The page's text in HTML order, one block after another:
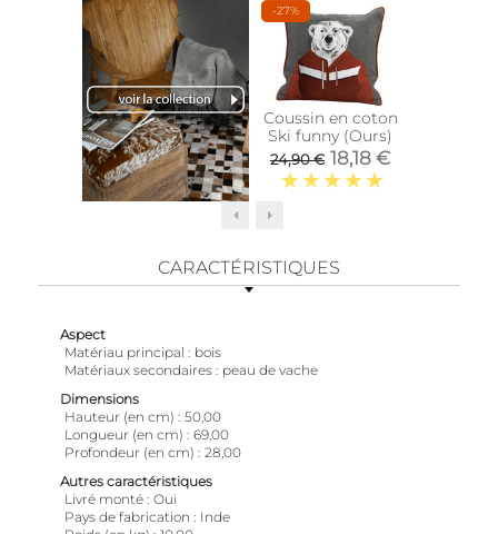
-27%
Coussin en coton
Ski funny (Ours)
24,90 € 18,18 €
CARACTÉRISTIQUES
Aspect
Matériau principal
bois
Matériaux secondaires
peau de vache
Dimensions
Hauteur (en cm)
50,00
Longueur (en cm)
69,00
Profondeur (en cm)
28,00
Autres caractéristiques
Livré monté Oui
Pays de fabrication
Inde